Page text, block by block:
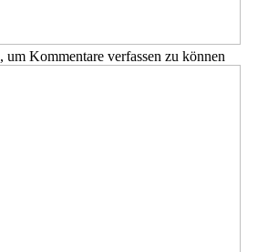
, um Kommentare verfassen zu können